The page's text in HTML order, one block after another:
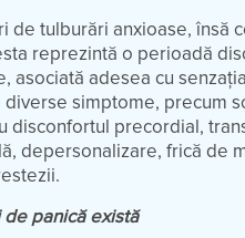
de tulburări anxioase, însă
reprezintă o perioadă
asociată adesea cu
simptome, precum
disconfortul precordial,
depersonalizare, frică de
panică există